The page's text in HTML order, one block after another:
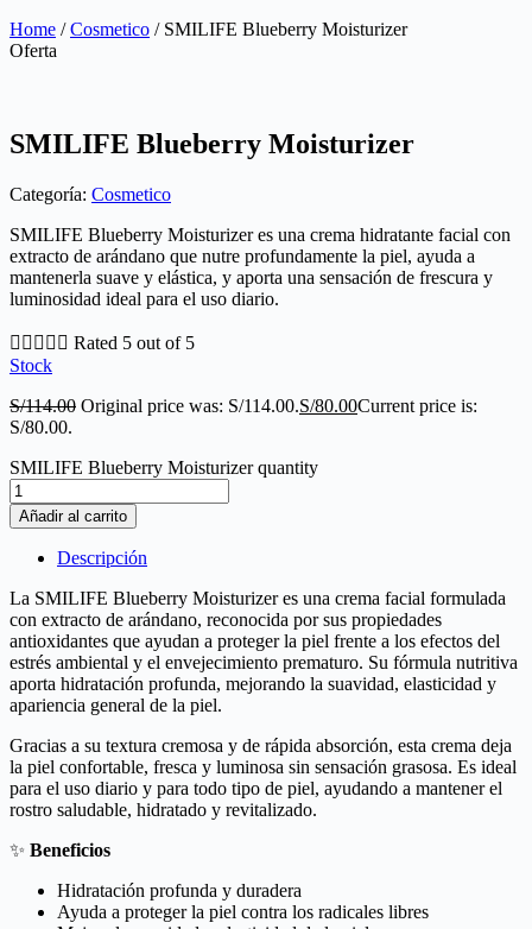
Home /Cosmetico / SMILIFE Blueberry Moisturizer
Oferta
SMILIFE Blueberry Moisturizer
Categoría: Cosmetico
SMILIFE Blueberry Moisturizer es una crema hidratante facial con
extracto de arándano que nutre profundamente la piel, ayuda a
mantenerla suave y elástica, y aporta una sensación de frescura y
luminosidad ideal para el uso diario.
     Rated 5 out of 5
Stock
S/114.00 Original price was: S/114.00.S/80.00Current price is:
S/80.00.
SMILIFE Blueberry Moisturizer quantity
Añadir al carrito
Descripción
La SMILIFE Blueberry Moisturizer es una crema facial formulada
con extracto de arándano, reconocida por sus propiedades
antioxidantes que ayudan a proteger la piel frente a los efectos del
estrés ambiental y el envejecimiento prematuro. Su fórmula nutritiva
aporta hidratación profunda, mejorando la suavidad, elasticidad y
apariencia general de la piel.
Gracias a su textura cremosa y de rápida absorción, esta crema deja
la piel confortable, fresca y luminosa sin sensación grasosa. Es ideal
para el uso diario y para todo tipo de piel, ayudando a mantener el
rostro saludable, hidratado y revitalizado.
✨ Beneficios
Hidratación profunda y duradera
Ayuda a proteger la piel contra los radicales libres